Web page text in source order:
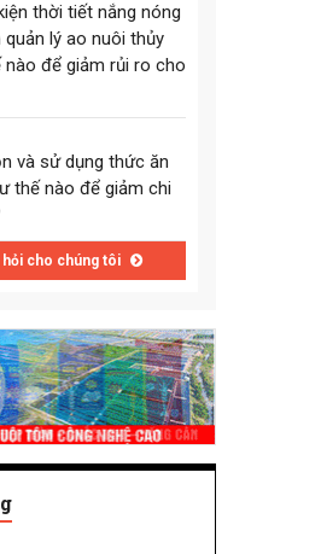
thời tiết nắng nóng
quản lý ao nuôi thủy
nào để giảm rủi ro cho
và sử dụng thức ăn
thế nào để giảm chi
hỏi cho chúng tôi